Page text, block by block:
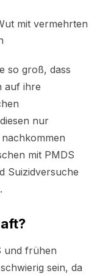
mit vermehrten
so groß, dass
auf ihre
nur
mit PMDS
Suizidversuche
und frühen
sein, da